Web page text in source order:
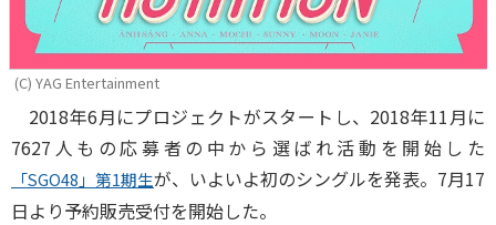
(C) YAG Entertainment
2018年6月にプロジェクトがスタートし、2018年11月に
7627人もの応募者の中から選ばれ活動を開始した
「SGO48」第1期生が、いよいよ初のシングルを発表。7月17
日より予約販売受付を開始した。